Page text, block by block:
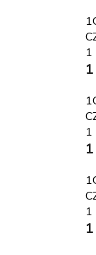
1
1
1